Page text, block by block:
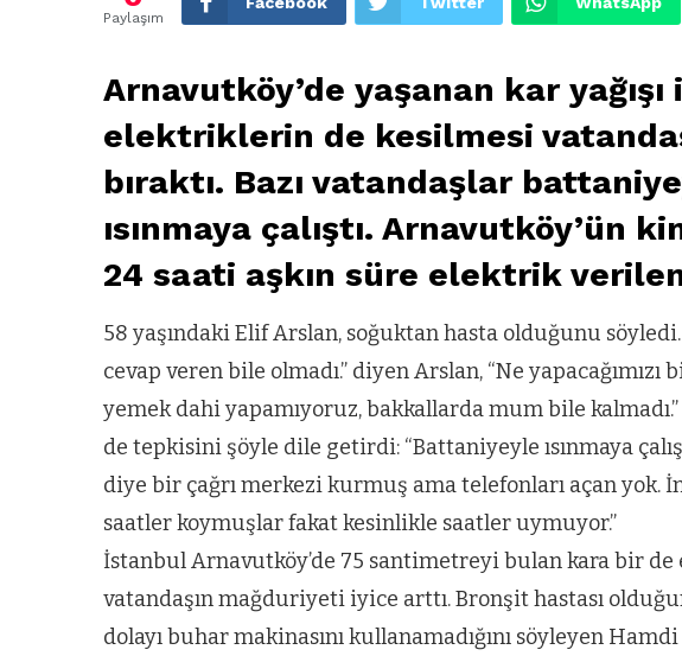
Paylaşım
Arnavutköy’de yaşanan kar
elektriklerin de kesilmesi
bıraktı. Bazı vatandaşlar
ısınmaya çalıştı. Arnavutköy’ün
24 saati aşkın süre elektrik
58 yaşındaki Elif Arslan, soğuktan hasta olduğunu söyledi.
cevap veren bile olmadı.” diyen Arslan, “Ne
yemek dahi yapamıyoruz, bakkallarda mum bile
de tepkisini şöyle dile getirdi: “Battaniyeyle ısınmaya
diye bir çağrı merkezi kurmuş ama telefonları açan yok.
saatler koymuşlar fakat kesinlikle saatler uymuyor.”
İstanbul Arnavutköy’de 75 santimetreyi bulan kara bir
vatandaşın mağduriyeti iyice arttı. Bronşit hastası
dolayı buhar makinasını kullanamadığını söyleyen